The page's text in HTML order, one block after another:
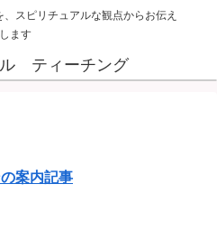
スピリチュアルな観点からお伝え
します
ティーチング
案内記事